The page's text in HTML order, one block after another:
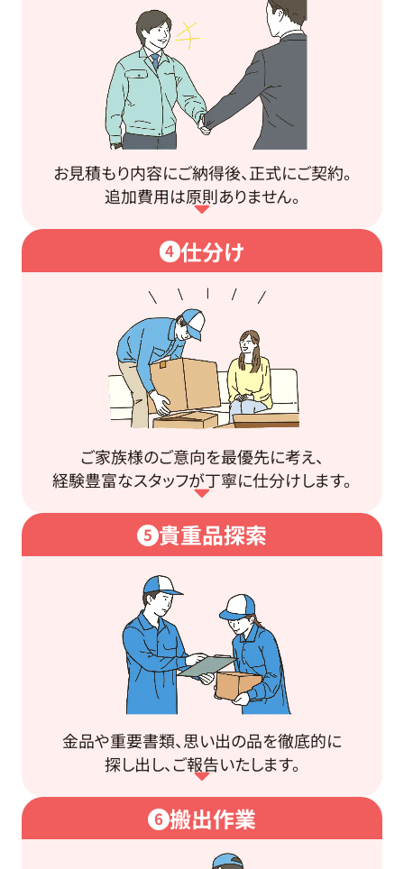
お見積もり内容にご納得後、正式にご契約。
追加費用は原則ありません。
4 仕分け
ご家族様のご意向を最優先に考え、
経験豊富なスタッフが丁寧に仕分けします。
5 貴重品探索
金品や重要書類、思い出の品を徹底的に
探し出し、ご報告いたします。
6 搬出作業